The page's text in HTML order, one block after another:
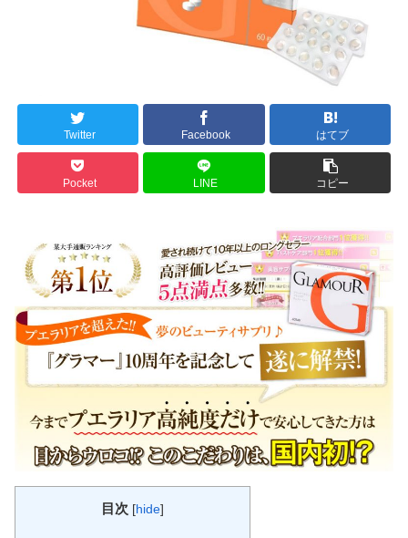
Twitter Facebook はてブ
Pocket LINE コピー
目次 [hide]